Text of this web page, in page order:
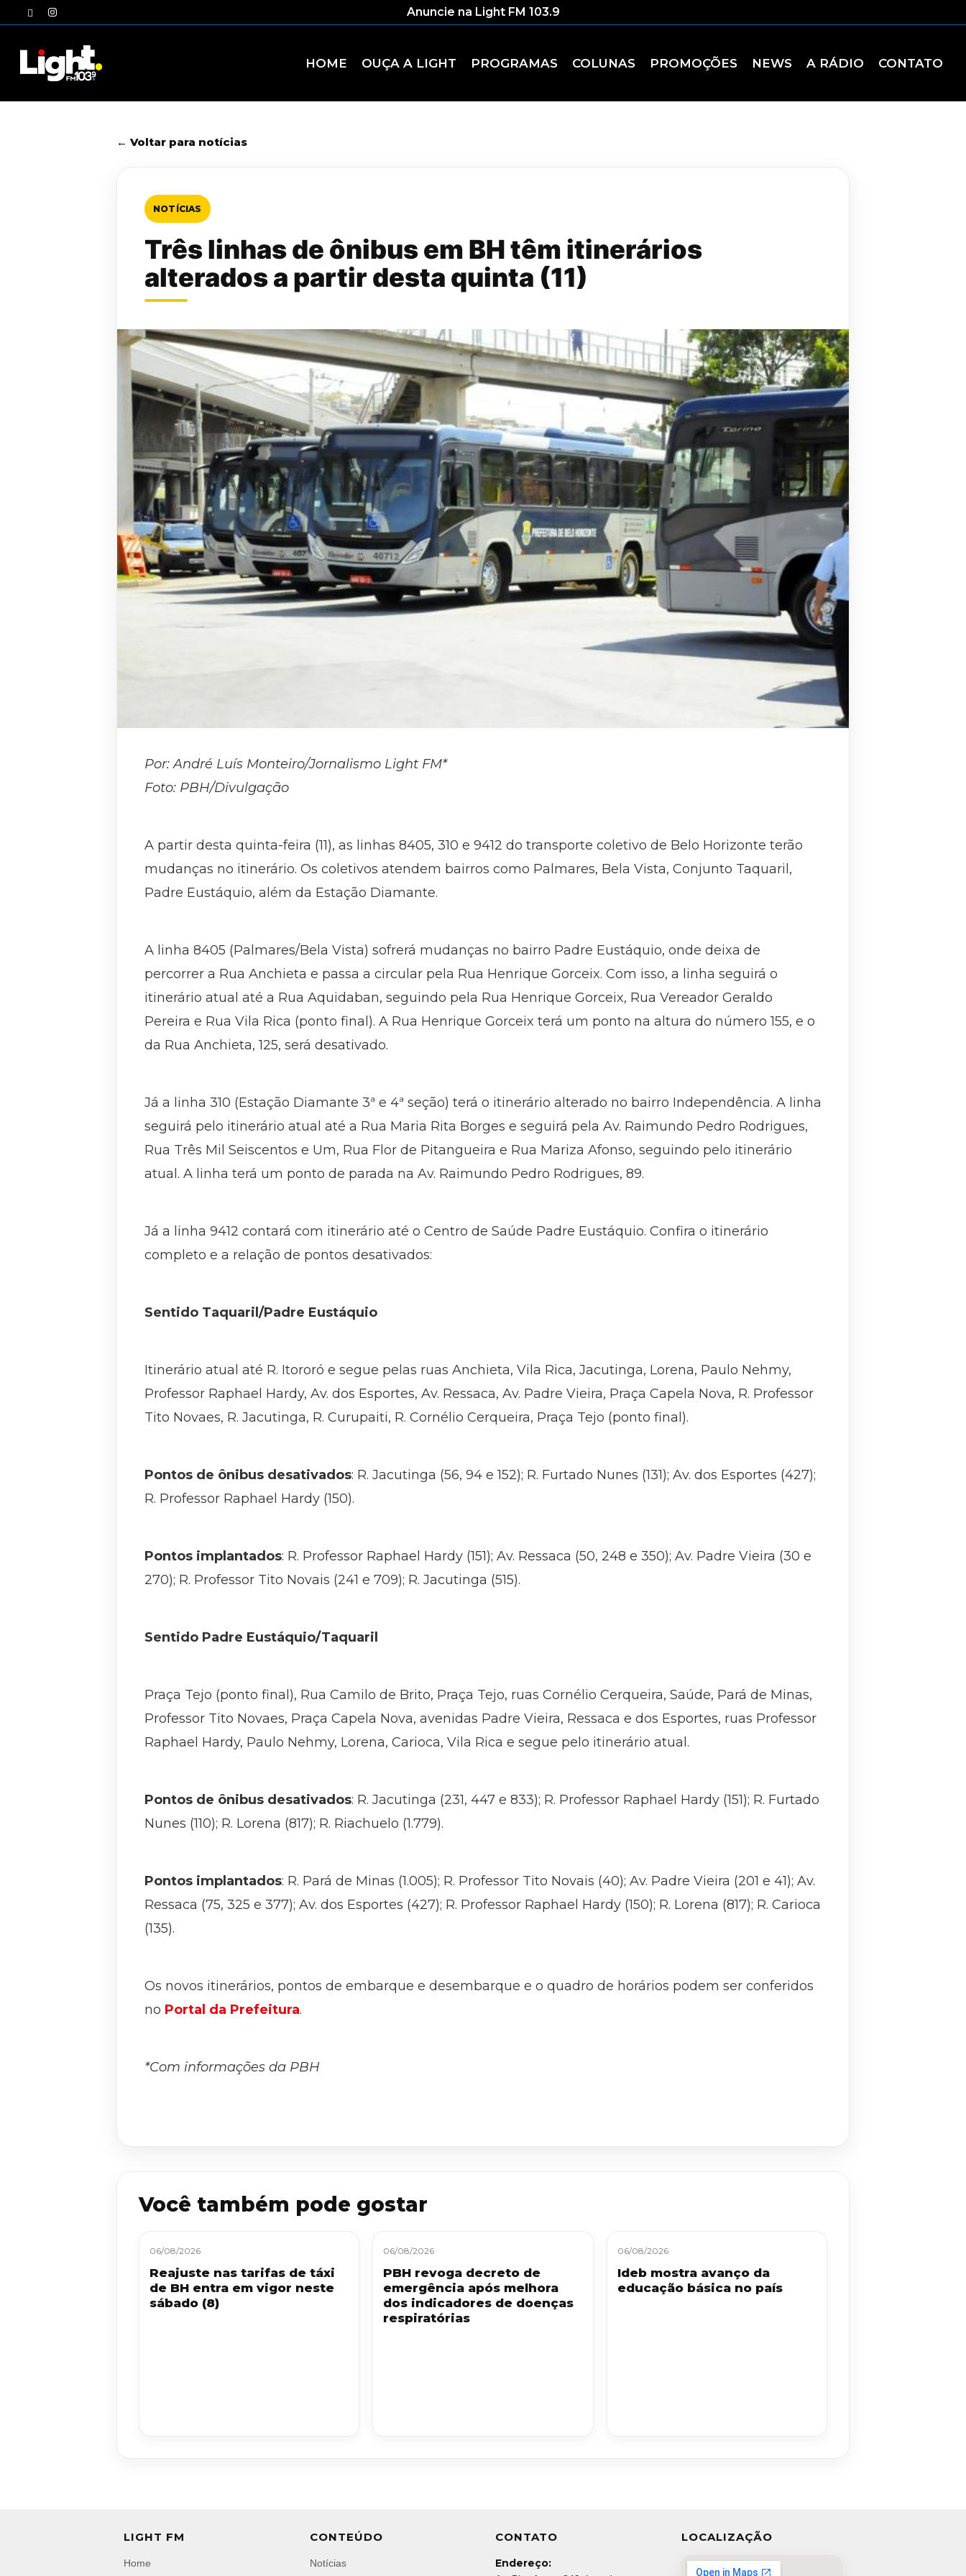
to
twitterinstagram Anuncie na Light FM 103.9
HOME OUÇA A LIGHT PROGRAMAS COLUNAS PROMOÇÕES NEWS A RÁDIO CONTATO
← Voltar para notícias
NOTÍCIAS
Três linhas de ônibus em BH têm itinerários
alterados a partir desta quinta (11)
Por: André Luís Monteiro/Jornalismo Light FM*
Foto: PBH/Divulgação
A partir desta quinta-feira (11), as linhas 8405, 310 e 9412 do transporte coletivo de Belo Horizonte terão
mudanças no itinerário. Os coletivos atendem bairros como Palmares, Bela Vista, Conjunto Taquaril,
Padre Eustáquio, além da Estação Diamante.
A linha 8405 (Palmares/Bela Vista) sofrerá mudanças no bairro Padre Eustáquio, onde deixa de
percorrer a Rua Anchieta e passa a circular pela Rua Henrique Gorceix. Com isso, a linha seguirá o
itinerário atual até a Rua Aquidaban, seguindo pela Rua Henrique Gorceix, Rua Vereador Geraldo
Pereira e Rua Vila Rica (ponto final). A Rua Henrique Gorceix terá um ponto na altura do número 155, e o
da Rua Anchieta, 125, será desativado.
Já a linha 310 (Estação Diamante 3ª e 4ª seção) terá o itinerário alterado no bairro Independência. A linha
seguirá pelo itinerário atual até a Rua Maria Rita Borges e seguirá pela Av. Raimundo Pedro Rodrigues,
Rua Três Mil Seiscentos e Um, Rua Flor de Pitangueira e Rua Mariza Afonso, seguindo pelo itinerário
atual. A linha terá um ponto de parada na Av. Raimundo Pedro Rodrigues, 89.
Já a linha 9412 contará com itinerário até o Centro de Saúde Padre Eustáquio. Confira o itinerário
completo e a relação de pontos desativados:
Sentido Taquaril/Padre Eustáquio
Itinerário atual até R. Itororó e segue pelas ruas Anchieta, Vila Rica, Jacutinga, Lorena, Paulo Nehmy,
Professor Raphael Hardy, Av. dos Esportes, Av. Ressaca, Av. Padre Vieira, Praça Capela Nova, R. Professor
Tito Novaes, R. Jacutinga, R. Curupaiti, R. Cornélio Cerqueira, Praça Tejo (ponto final).
Pontos de ônibus desativados: R. Jacutinga (56, 94 e 152); R. Furtado Nunes (131); Av. dos Esportes (427);
R. Professor Raphael Hardy (150).
Pontos implantados: R. Professor Raphael Hardy (151); Av. Ressaca (50, 248 e 350); Av. Padre Vieira (30 e
270); R. Professor Tito Novais (241 e 709); R. Jacutinga (515).
Sentido Padre Eustáquio/Taquaril
Praça Tejo (ponto final), Rua Camilo de Brito, Praça Tejo, ruas Cornélio Cerqueira, Saúde, Pará de Minas,
Professor Tito Novaes, Praça Capela Nova, avenidas Padre Vieira, Ressaca e dos Esportes, ruas Professor
Raphael Hardy, Paulo Nehmy, Lorena, Carioca, Vila Rica e segue pelo itinerário atual.
Pontos de ônibus desativados: R. Jacutinga (231, 447 e 833); R. Professor Raphael Hardy (151); R. Furtado
Nunes (110); R. Lorena (817); R. Riachuelo (1.779).
Pontos implantados: R. Pará de Minas (1.005); R. Professor Tito Novais (40); Av. Padre Vieira (201 e 41); Av.
Ressaca (75, 325 e 377); Av. dos Esportes (427); R. Professor Raphael Hardy (150); R. Lorena (817); R. Carioca
(135).
Os novos itinerários, pontos de embarque e desembarque e o quadro de horários podem ser conferidos
no Portal da Prefeitura.
*Com informações da PBH
Você também pode gostar
06/08/2026
Reajuste nas tarifas de táxi
de BH entra em vigor neste
sábado (8)
06/08/2026
PBH revoga decreto de
emergência após melhora
dos indicadores de doenças
respiratórias
06/08/2026
Ideb mostra avanço da
educação básica no país
LIGHT FM
Home
CONTEÚDO
Notícias
CONTATO
Endereço:
LOCALIZAÇÃO